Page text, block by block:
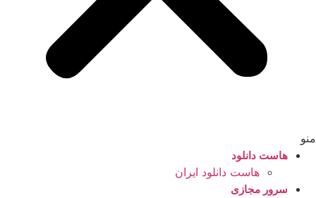
منو
هاست دانلود
هاست دانلود ایران
سرور مجازی